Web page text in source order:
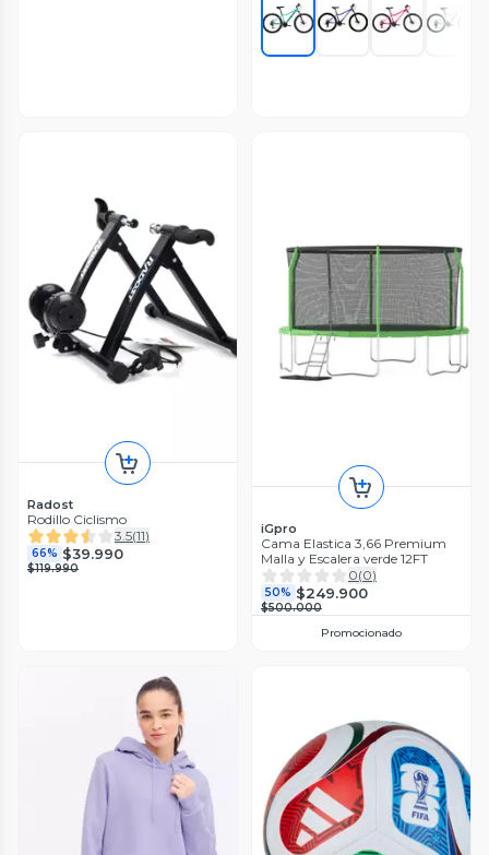
Radost
Rodillo Ciclismo
3.5(11)
66% $39.990
$119.990
iGpro
Cama Elastica 3,66 Premium
Malla y Escalera verde 12FT
0(0)
50% $249.900
$500.000
Promocionado